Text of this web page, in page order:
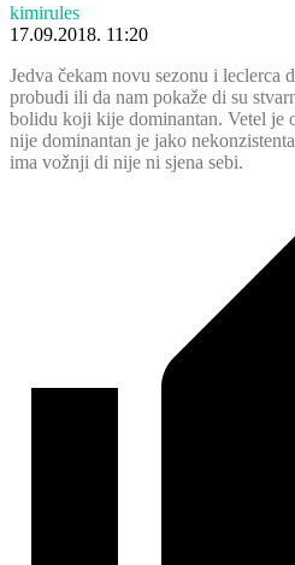
kimirules
17.09.2018. 11:20
Jedva čekam novu sezonu i leclerca
probudi ili da nam pokaže di su
bolidu koji kije dominantan. Vetel je
nije dominantan je jako
ima vožnji di nije ni sjena sebi.